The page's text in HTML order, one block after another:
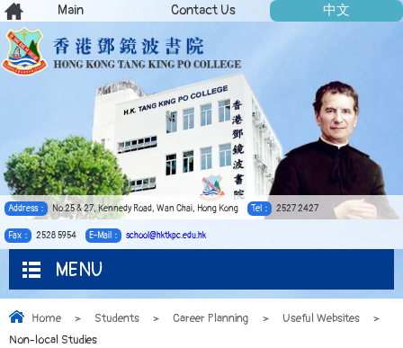
Address： No.25 & 27, Kennedy Road, Wan Chai, Hong Kong Tel： 2527 2427
Fax： 2528 5954 E-Mail： school@hktkpc.edu.hk
中文
Contact Us
Main
MENU
Home > Students > Career Planning > Useful Websites
>
Non-local Studies